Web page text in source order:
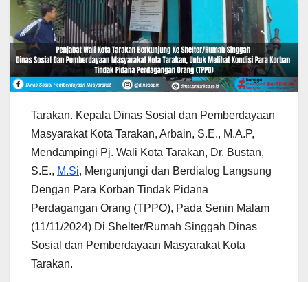
Tarakan. Kepala Dinas Sosial dan Pemberdayaan
Masyarakat Kota Tarakan, Arbain, S.E., M.A.P,
Mendampingi Pj. Wali Kota Tarakan, Dr. Bustan,
S.E., M.Si, Mengunjungi dan Berdialog Langsung
Dengan Para Korban Tindak Pidana
Perdagangan Orang (TPPO), Pada Senin Malam
(11/11/2024) Di Shelter/Rumah Singgah Dinas
Sosial dan Pemberdayaan Masyarakat Kota
Tarakan.